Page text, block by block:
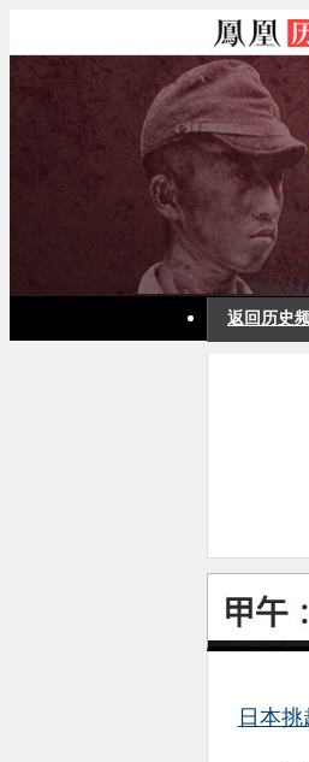
返回历史
日本